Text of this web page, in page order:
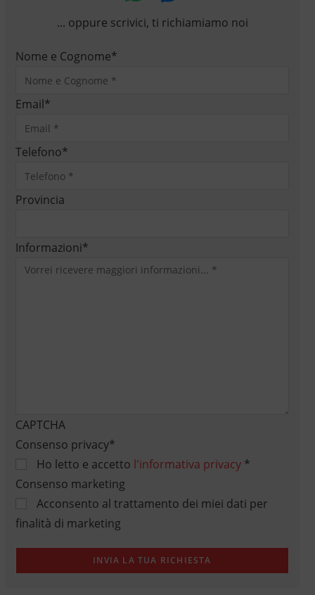
... oppure scrivici, ti richiamiamo noi
Nome e Cognome*
Email*
Telefono*
Provincia
Informazioni*
CAPTCHA
Consenso privacy*
Ho letto e accetto l'informativa privacy*
Consenso marketing
Acconsento al trattamento dei miei dati per
finalità di marketing